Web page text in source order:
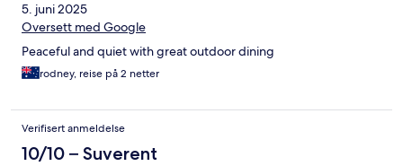
5. juni 2025
Oversett med Google
Peaceful and quiet with great outdoor dining
rodney, reise på 2 netter
Verifisert anmeldelse
10/10 – Suverent